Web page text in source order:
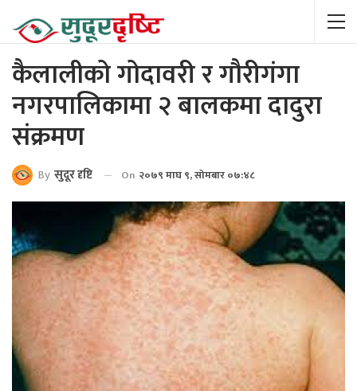
कैलालीको गोदावरी र गौरीगंगा
नगरपालिकामा २ बालकमा दादुरा
संक्रमण
By सुदूर दृष्टि On २०७९ माघ ९, सोमबार ०७:४८